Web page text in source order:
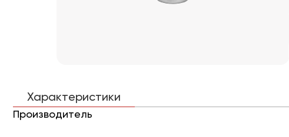
Характеристики
Производитель